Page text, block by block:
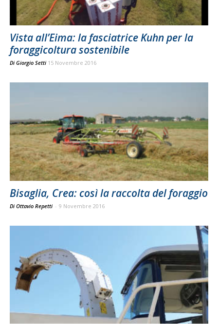
Vista all’Eima: la fasciatrice Kuhn per la
foraggicoltura sostenibile
Di Giorgio Setti 15 Novembre 2016
Bisaglia, Crea: così la raccolta del foraggio
Di Ottavio Repetti - 9 Novembre 2016